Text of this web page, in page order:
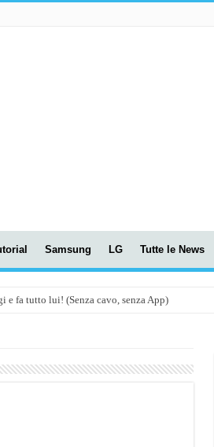
Samsung LG Tutte le News
e fa tutto lui! (Senza cavo, senza App)
Ecco come va in strada